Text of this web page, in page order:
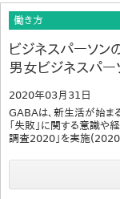
働き方
ビジネスパーソン
男女ビジネスパー
2020年03月31日
GABAは、新生活が始ま
「失敗」に関する意識や
調査2020」を実施